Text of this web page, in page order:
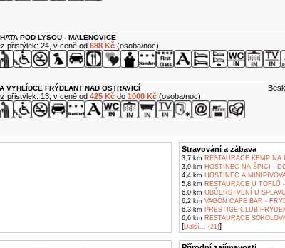
POD LYSOU - MALENOVICE
přistýlek: 24, v ceně od 688 Kč(osoba/noc)
VYHLÍDCE FRÝDLANT NAD OSTRAVICÍ
přistýlek: 13, v ceně od 425 Kčdo 1000 Kč(osoba/noc)
Stravování a zábava
3,7 km RESTAURACE KEMP NA
3,9 km HOSTINEC NA ŠPICI -
4,4 km HOSTINEC A
5,8 km RESTAURACE U TOFLŮ
6,0 km OBČERSTVENÍ U
6,2 km VAGÓN CAFE BAR -
6,3 km PRESTIGE CLUB
6,6 km RESTAURACE
[Další... (21)]